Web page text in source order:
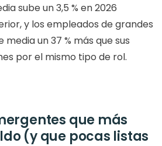
sube un 3,5 % en 2026
y los empleados de grandes
un 37 % más que sus
por el mismo tipo de rol.
que más
(y que pocas listas